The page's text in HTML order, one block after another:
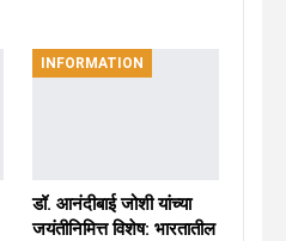
INFORMATION
डॉ. आनंदीबाई जोशी यांच्या
जयंतीनिमित्त विशेष: भारतातील